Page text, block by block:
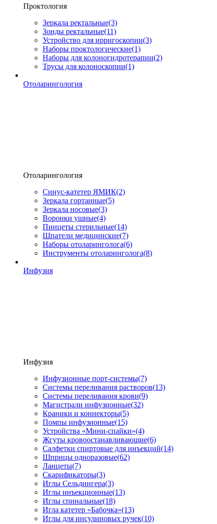
Проктология
Зеркала ректальные(3)
Зонды ректальные(11)
Устройство для ирригоскопии(3)
Наборы проктологические(1)
Наборы для колоногидротерапии(2)
Трусы для колоноскопии(1)
Отоларингология
Отоларингология
Синус-катетер ЯМИК(2)
Зеркала гортанные(5)
Зеркала носовые(3)
Воронки ушные(4)
Пинцеты стерильные(14)
Шпатели медицинские(7)
Наборы отоларинголога(6)
Инструменты отоларинголога(8)
Инфузия
Инфузия
Инфузионные порт-системы(7)
Системы переливания растворов(13)
Системы переливания крови(9)
Магистрали инфузионные(32)
Краники и коннекторы(5)
Помпы инфузионные(15)
Устройства «Мини-спайки»(4)
Жгуты кровоостанавливающие(6)
Салфетки спиртовые для инъекций(14)
Шприцы одноразовые(62)
Ланцеты(7)
Скарификаторы(3)
Иглы Сельдингера(3)
Иглы инъекционные(13)
Иглы спинальные(18)
Игла катетер «Бабочка»(13)
Иглы для инсулиновых ручек(10)